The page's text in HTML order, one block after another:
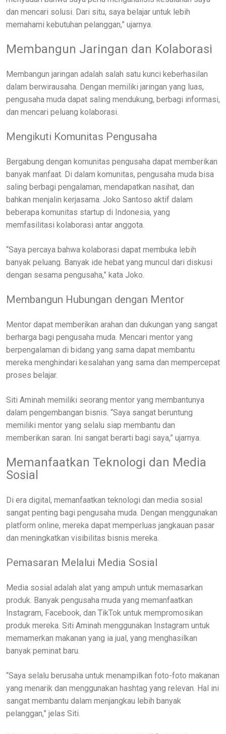
dan mencari solusi. Dari situ, saya belajar untuk lebih
memahami kebutuhan pelanggan,” ujarnya.
Membangun Jaringan dan Kolaborasi
Membangun jaringan adalah salah satu kunci keberhasilan
dalam berwirausaha. Dengan memiliki jaringan yang luas,
pengusaha muda dapat saling mendukung, berbagi informasi,
dan mencari peluang kolaborasi.
Mengikuti Komunitas Pengusaha
Bergabung dengan komunitas pengusaha dapat memberikan
banyak manfaat. Di dalam komunitas, pengusaha muda bisa
saling berbagi pengalaman, mendapatkan nasihat, dan
bahkan menjalin kerjasama. Joko Santoso aktif dalam
beberapa komunitas startup di Indonesia, yang
memfasilitasi kolaborasi antar anggota.
“Saya percaya bahwa kolaborasi dapat membuka lebih
banyak peluang. Banyak ide hebat yang muncul dari diskusi
dengan sesama pengusaha,” kata Joko.
Membangun Hubungan dengan Mentor
Mentor dapat memberikan arahan dan dukungan yang sangat
berharga bagi pengusaha muda. Mencari mentor yang
berpengalaman di bidang yang sama dapat membantu
mereka menghindari kesalahan yang sama dan mempercepat
proses belajar.
Siti Aminah memiliki seorang mentor yang membantunya
dalam pengembangan bisnis. “Saya sangat beruntung
memiliki mentor yang selalu siap membantu dan
memberikan saran. Ini sangat berarti bagi saya,” ujarnya.
Memanfaatkan Teknologi dan Media
Sosial
Di era digital, memanfaatkan teknologi dan media sosial
sangat penting bagi pengusaha muda. Dengan menggunakan
platform online, mereka dapat memperluas jangkauan pasar
dan meningkatkan visibilitas bisnis mereka.
Pemasaran Melalui Media Sosial
Media sosial adalah alat yang ampuh untuk memasarkan
produk. Banyak pengusaha muda yang memanfaatkan
Instagram, Facebook, dan TikTok untuk mempromosikan
produk mereka. Siti Aminah menggunakan Instagram untuk
memamerkan makanan yang ia jual, yang menghasilkan
banyak peminat baru.
“Saya selalu berusaha untuk menampilkan foto-foto makanan
yang menarik dan menggunakan hashtag yang relevan. Hal ini
sangat membantu dalam menjangkau lebih banyak
pelanggan,” jelas Siti.